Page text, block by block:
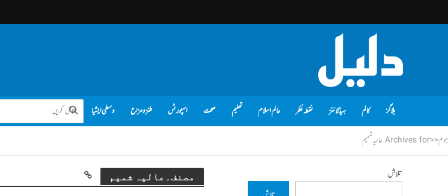
بلاگز کالم ہیڈلائنز نقطہ نظر عالم اسلام تعلیم صحت اسپورٹس طنز و مزاح وسطی ایشیا
ہوم<<Archives for عالیہ شمیم
مصنف۔عالیہ شمیم تلاش